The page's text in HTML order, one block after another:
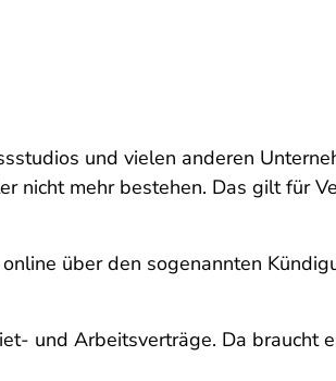
und vielen anderen
nicht mehr bestehen. Das gilt für
über den sogenannten
und Arbeitsverträge. Da braucht